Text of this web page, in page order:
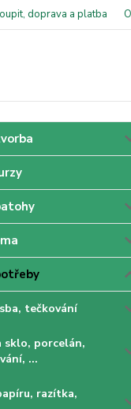
doprava a platba
tečkování
sklo, porcelán,
...
razítka,